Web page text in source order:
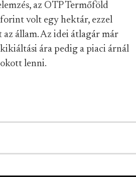
az OTP Termőföld
volt egy hektár, ezzel
állam. Az idei átlagár már
ára pedig a piaci árnál
lenni.